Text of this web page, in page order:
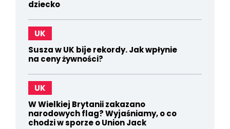
dziecko
UK
Susza w UK bije rekordy. Jak wpłynie
na ceny żywności?
UK
W Wielkiej Brytanii zakazano
narodowych flag? Wyjaśniamy, o co
chodzi w sporze o Union Jack